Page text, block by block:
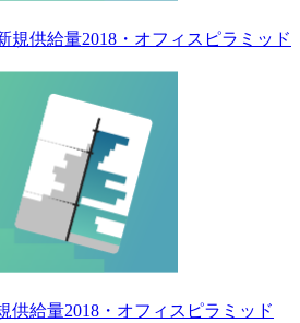
規供給量2018・オフィスピラミッド
供給量2018・オフィスピラミッド